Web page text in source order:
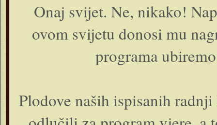
Onaj svijet. Ne, nikako!
ovom svijetu donosi mu
programa
Plodove naših ispisanih